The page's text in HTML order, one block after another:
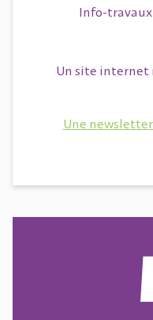
Info-
Un site internet
Une